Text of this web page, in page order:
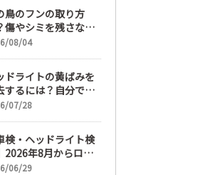
鳥のフンの取り方
傷やシミを残さない
い落とし方と予防策
08/04
ドライトの黄ばみを
するには？自分で綺
する手順と業者費用
07/28
検・ヘッドライト検
2026年8月からロー
ムへ完全移行、ヘッ
06/29